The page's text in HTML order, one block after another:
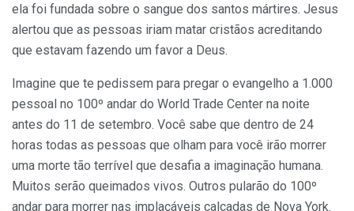
ela foi fundada sobre o sangue dos santos mártires. Jesus
alertou que as pessoas iriam matar cristãos acreditando
que estavam fazendo um favor a Deus.
Imagine que te pedissem para pregar o evangelho a 1.000
pessoal no 100º andar do World Trade Center na noite
antes do 11 de setembro. Você sabe que dentro de 24
horas todas as pessoas que olham para você irão morrer
uma morte tão terrível que desafia a imaginação humana.
Muitos serão queimados vivos. Outros pularão do 100º
andar para morrer nas implacáveis calçadas de Nova York.